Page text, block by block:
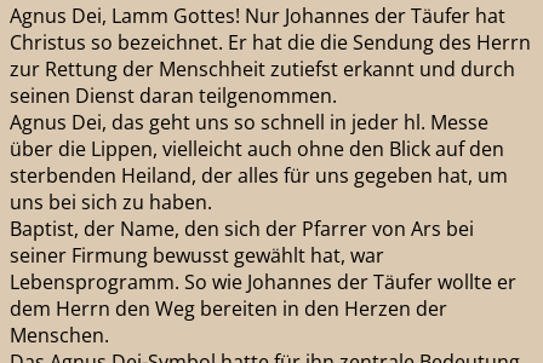
Agnus Dei, Lamm Gottes! Nur Johannes der Täufer hat
Christus so bezeichnet. Er hat die die Sendung des Herrn
zur Rettung der Menschheit zutiefst erkannt und durch
seinen Dienst daran teilgenommen.
Agnus Dei, das geht uns so schnell in jeder hl. Messe
über die Lippen, vielleicht auch ohne den Blick auf den
sterbenden Heiland, der alles für uns gegeben hat, um
uns bei sich zu haben.
Baptist, der Name, den sich der Pfarrer von Ars bei
seiner Firmung bewusst gewählt hat, war
Lebensprogramm. So wie Johannes der Täufer wollte er
dem Herrn den Weg bereiten in den Herzen der
Menschen.